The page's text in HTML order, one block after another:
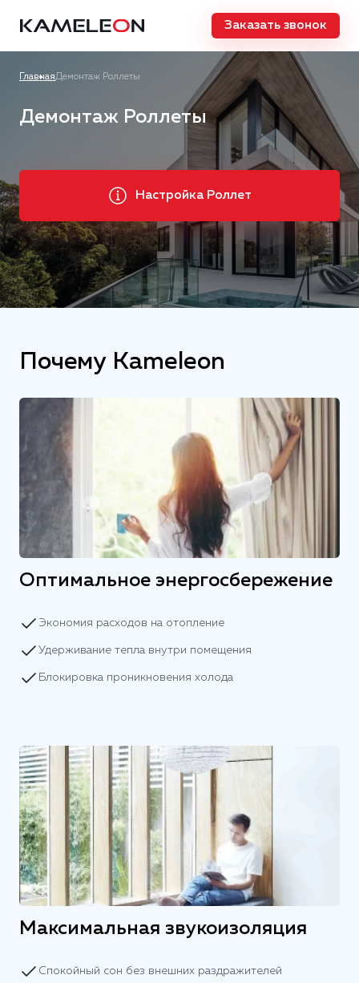
Заказать звонок
ГлавнаяДемонтаж Роллеты
Демонтаж Роллеты
Настройка Роллет
Почему Kameleon
Оптимальное энергосбережение
Экономия расходов на отопление
Удерживание тепла внутри помещения
Блокировка проникновения холода
Максимальная звукоизоляция
Спокойный сон без внешних раздражителей